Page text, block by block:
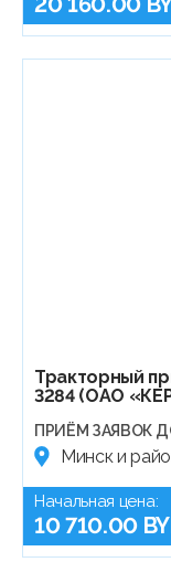
Тракторный
3284 (ОАО
ПРИЁМ ЗАЯВОК
Минск и
Начальная цена:
10 710.00